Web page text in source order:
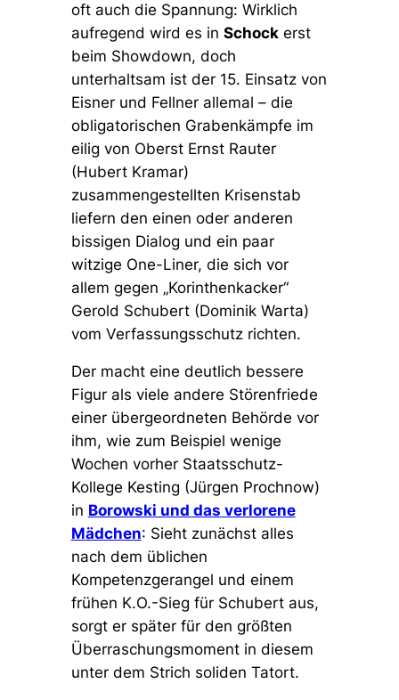
oft auch die Spannung: Wirklich
aufregend wird es in Schockerst
beim Showdown, doch
unterhaltsam ist der 15. Einsatz von
Eisner und Fellner allemal – die
obligatorischen Grabenkämpfe im
eilig von Oberst Ernst Rauter
(Hubert Kramar)
zusammengestellten Krisenstab
liefern den einen oder anderen
bissigen Dialog und ein paar
witzige One-Liner, die sich vor
allem gegen „Korinthenkacker“
Gerold Schubert (Dominik Warta)
vom Verfassungsschutz richten.
Der macht eine deutlich bessere
Figur als viele andere Störenfriede
einer übergeordneten Behörde vor
ihm, wie zum Beispiel wenige
Wochen vorher Staatsschutz-
Kollege Kesting (Jürgen Prochnow)
in Borowski und das verlorene
Mädchen: Sieht zunächst alles
nach dem üblichen
Kompetenzgerangel und einem
frühen K.O.-Sieg für Schubert aus,
sorgt er später für den größten
Überraschungsmoment in diesem
unter dem Strich soliden Tatort.